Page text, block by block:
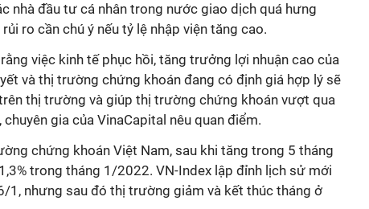
nhà đầu tư cá nhân trong nước giao dịch quá hưng
ro cần chú ý nếu tỷ lệ nhập viện tăng cao.
việc kinh tế phục hồi, tăng trưởng lợi nhuận cao của
và thị trường chứng khoán đang có định giá hợp lý sẽ
thị trường và giúp thị trường chứng khoán vượt qua
gia của VinaCapital nêu quan điểm.
chứng khoán Việt Nam, sau khi tăng trong 5 tháng
trong tháng 1/2022. VN-Index lập đỉnh lịch sử mới
1, nhưng sau đó thị trường giảm và kết thúc tháng ở